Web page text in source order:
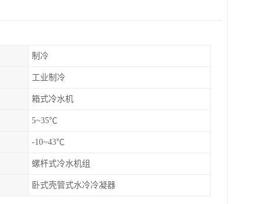
制冷
工业制冷
箱式冷水机
5~35℃
-10~43℃
螺杆式冷水机组
卧式壳管式水冷冷凝器